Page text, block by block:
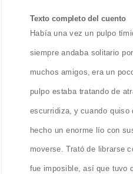
Texto completo del cuento
Había una vez un pulpo
siempre andaba solitario
muchos amigos, era un
pulpo estaba tratando de
escurridiza, y cuando quiso
hecho un enorme lío con
moverse. Trató de librarse
fue imposible, así que tuvo